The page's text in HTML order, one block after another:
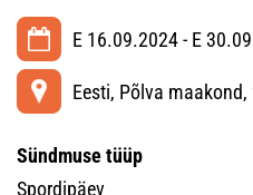
E 16.09.2024 - E
Eesti, Põlva
Sündmuse tüüp
Spordipäev